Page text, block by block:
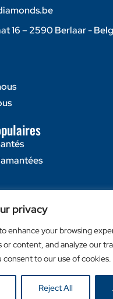
privacy
enhance your browsing
or content, and analyze our
consent to our use of cookies.
Reject All
16 – 2590 Berlaar -